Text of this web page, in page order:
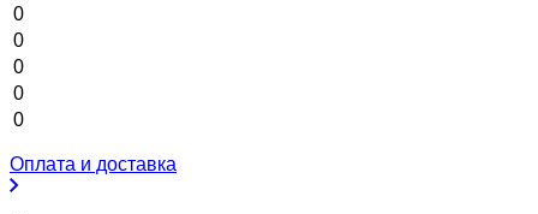
0
0
0
0
0
Оплата и доставка